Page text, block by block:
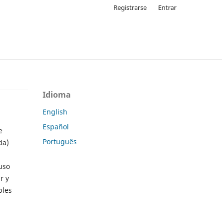
Registrarse Entrar
y
Idioma
English
Español
Português